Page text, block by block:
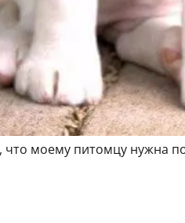
что моему питомцу нужна